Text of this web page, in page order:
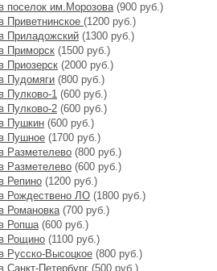
поселок им.Морозова(900 руб.)
Приветнинское (1200 руб.)
Приладожский (1300 руб.)
Приморск (1500 руб.)
Приозерск (2000 руб.)
Пудомяги (800 руб.)
Пулково-1 (600 руб.)
Пулково-2 (600 руб.)
Пушкин (600 руб.)
Пушное (1700 руб.)
Разметелево (800 руб.)
Разметелево (600 руб.)
Репино (1200 руб.)
Рождествено ЛО (1800 руб.)
Романовка(700 руб.)
Ропша(600 руб.)
Рощино (1100 руб.)
Русско-Высоцкое (800 руб.)
Санкт-Петербург (500 руб.)